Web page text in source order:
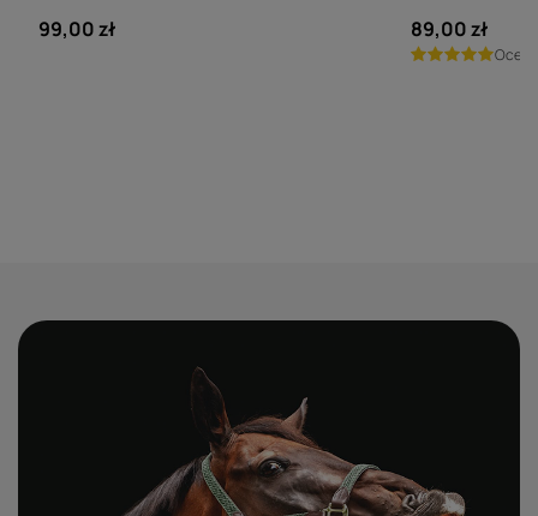
99,00 zł
89,00 zł
Ocena